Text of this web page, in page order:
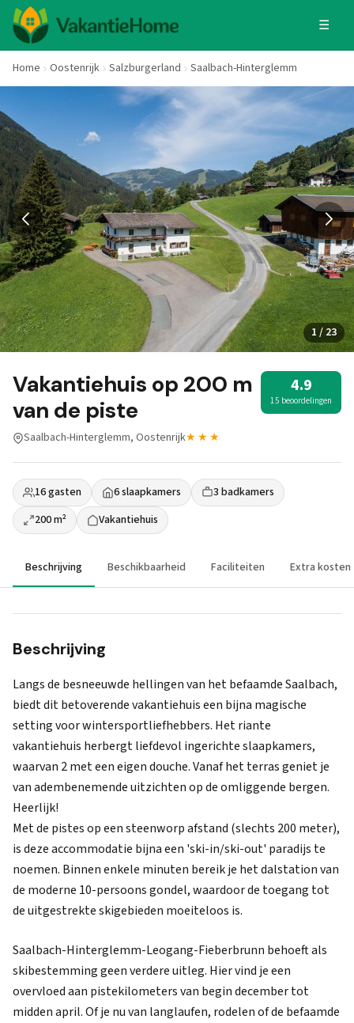
☰
Home Oostenrijk Salzburgerland Saalbach-Hinterglemm
1 / 23
Vakantiehuis op 200 m
van de piste
4.9
15 beoordelingen
Saalbach-Hinterglemm, Oostenrijk★★★
16 gasten 6 slaapkamers
3 badkamers
200 m²
Vakantiehuis
Beschrijving Beschikbaarheid Faciliteiten Extra kosten
Beschrijving
Langs de besneeuwde hellingen van het befaamde Saalbach,
biedt dit betoverende vakantiehuis een bijna magische
setting voor wintersportliefhebbers. Het riante
vakantiehuis herbergt liefdevol ingerichte slaapkamers,
waarvan 2 met een eigen douche. Vanaf het terras geniet je
van adembenemende uitzichten op de omliggende bergen.
Heerlijk!
Met de pistes op een steenworp afstand (slechts 200 meter),
is deze accommodatie bijna een 'ski-in/ski-out' paradijs te
noemen. Binnen enkele minuten bereik je het dalstation van
de moderne 10-persoons gondel, waardoor de toegang tot
de uitgestrekte skigebieden moeiteloos is.
Saalbach-Hinterglemm-Leogang-Fieberbrunn behoeft als
skibestemming geen verdere uitleg. Hier vind je een
overvloed aan pistekilometers van begin december tot
midden april. Of je nu van langlaufen, rodelen of de befaamde